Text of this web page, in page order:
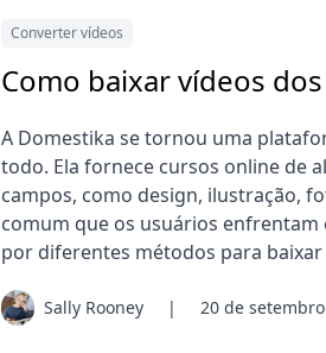
Converter vídeos
Como baixar vídeos
A Domestika se tornou uma
todo. Ela fornece cursos online de
campos, como design, ilustração,
comum que os usuários enfrentam
por diferentes métodos para
Sally Rooney | 20 de